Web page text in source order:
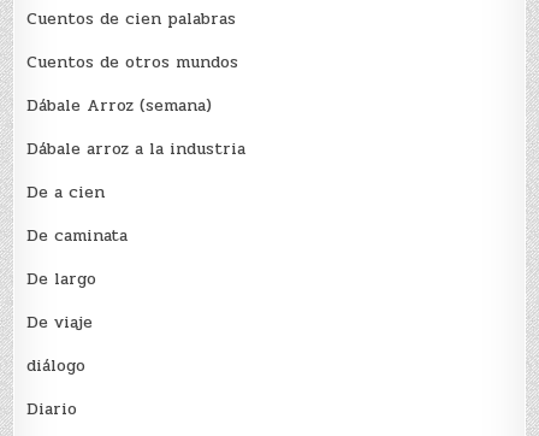
Cuentos de cien palabras
Cuentos de otros mundos
Dábale Arroz (semana)
Dábale arroz a la industria
De a cien
De caminata
De largo
De viaje
diálogo
Diario